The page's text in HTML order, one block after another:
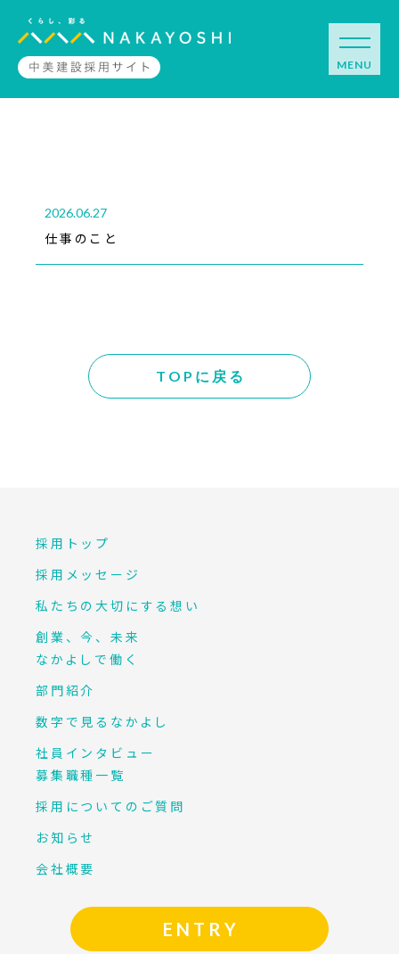
2026.06.27
仕事のこと
TOPに戻る
採用トップ
採用メッセージ
私たちの大切にする想い
創業、今、未来
なかよしで働く
部門紹介
数字で見るなかよし
社員インタビュー
募集職種一覧
採用についてのご質問
お知らせ
会社概要
ENTRY